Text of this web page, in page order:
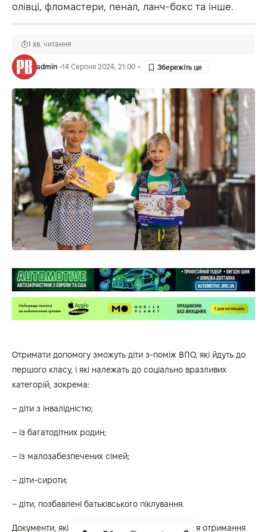
олівці, фломастери, пенал, ланч-бокс та інше.
admin 14 Серпня 2024, 21:00
1 хв. читання
Отримати допомогу зможуть діти з-поміж ВПО, які йдуть до
першого класу, і які належать до соціально вразливих
категорій, зокрема:
– діти з інвалідністю;
– із багатодітних родин;
– із малозабезпечених сімей;
– діти-сироти;
– діти, позбавлені батьківського піклування.
Документи, які обов’язково потрібно подати для отримання